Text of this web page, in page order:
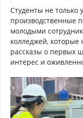
Студенты не только
производственные
молодыми
колледжей,
рассказы о первых
интерес и